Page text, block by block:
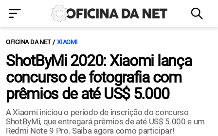
OFICINA DA NET XIAOMI
ShotByMi 2020: Xiaomi lança
concurso de fotografia com
prêmios de até US$ 5.000
A Xiaomi iniciou o período de inscrição do concurso
ShotByMi, que entregará prêmios de até US$ 5.000 e um
Redmi Note 9 Pro. Saiba agora como participar!